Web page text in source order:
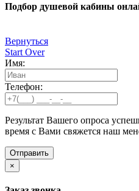
Подбор душевой кабины
Вернуться
Start Over
Имя:
Телефон:
Результат Вашего опроса
время с Вами свяжется наш
×